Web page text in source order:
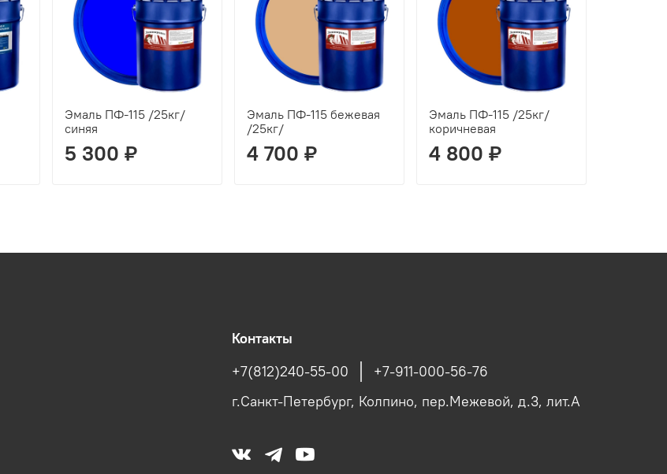
Эмаль ПФ-115 /25кг/
синяя
5 300 ₽
Эмаль ПФ-115 бежевая
/25кг/
4 700 ₽
Эмаль ПФ-115 /25кг/
коричневая
4 800 ₽
Контакты
+7(812)240-55-00
+7-911-000-56-76
г.Санкт-Петербург, Колпино, пер.Межевой, д.3, лит.А